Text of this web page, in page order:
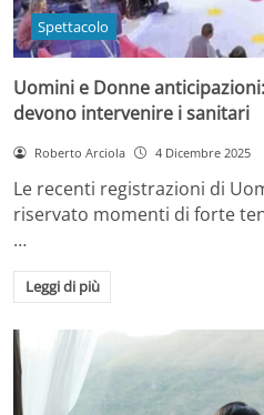
Spettacolo
Uomini e Donne
devono intervenire i sanitari
Roberto Arciola 4 Dicembre 2025
Le recenti registrazioni di
riservato momenti di forte
…
Leggi di più